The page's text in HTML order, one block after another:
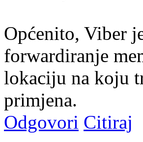
Općenito, Viber
forwardiranje
lokaciju na koju
primjena.
Odgovori Citiraj